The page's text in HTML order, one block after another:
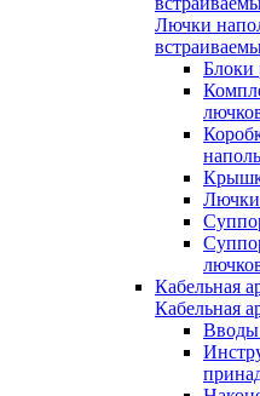
Лючки
Блоки
Лючки
Кабельная
Кабельная
Вводы